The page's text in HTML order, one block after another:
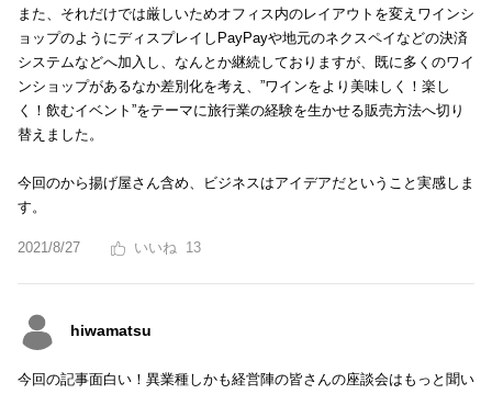
また、それだけでは厳しいためオフィス内のレイアウトを変えワインシ
ョップのようにディスプレイしPayPayや地元のネクスペイなどの決済
システムなどへ加入し、なんとか継続しておりますが、既に多くのワイ
ンショップがあるなか差別化を考え、”ワインをより美味しく！楽し
く！飲むイベント”をテーマに旅行業の経験を生かせる販売方法へ切り
替えました。
今回のから揚げ屋さん含め、ビジネスはアイデアだということ実感しま
す。
2021/8/27 13
hiwamatsu
今回の記事面白い！異業種しかも経営陣の皆さんの座談会はもっと聞い